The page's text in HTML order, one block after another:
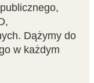
Dążymy do
w każdym